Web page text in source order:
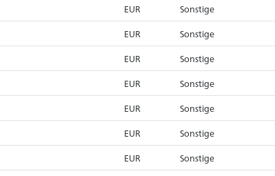
EUR Sonstige
EUR Sonstige
EUR Sonstige
EUR Sonstige
EUR Sonstige
EUR Sonstige
EUR Sonstige